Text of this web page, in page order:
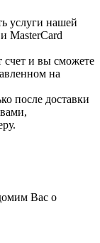
услуги нашей
MasterCard
счет и вы сможете
на
после доставки
Вас о